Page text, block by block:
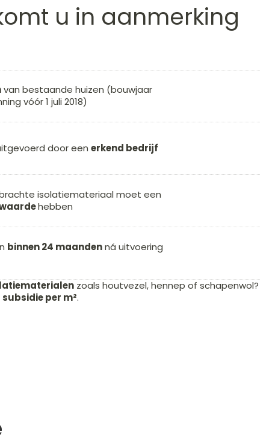
u in aanmerking
van bestaande huizen (bouwjaar
vóór 1 juli 2018)
door een erkend bedrijf
isolatiemateriaal moet een
hebben
binnen 24 maandenná uitvoering
zoals houtvezel, hennep of schapenwol?
per m².